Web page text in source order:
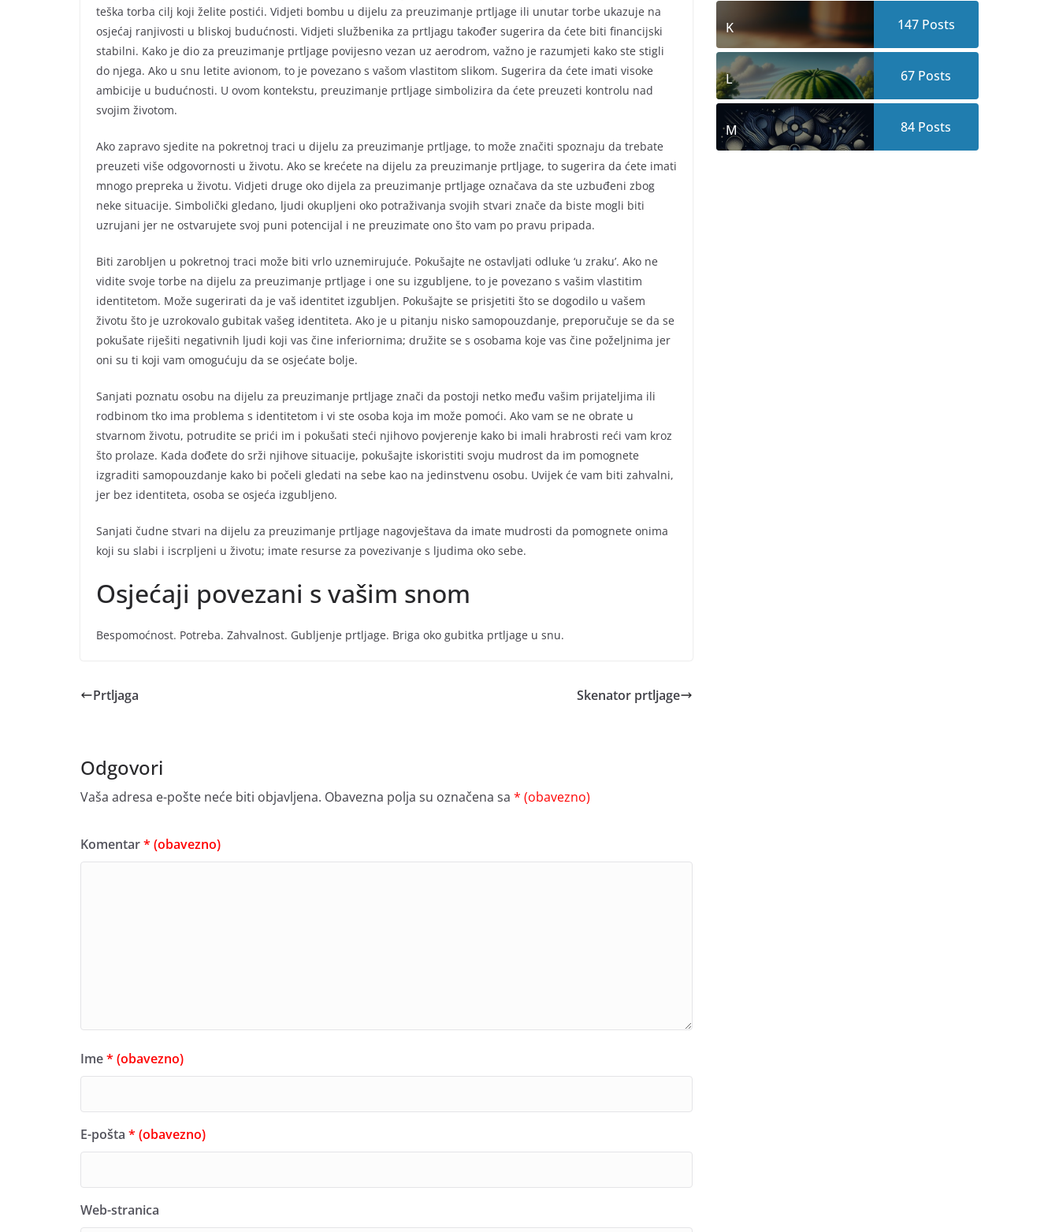
teška torba cilj koji želite postići. Vidjeti bombu u dijelu za preuzimanje prtljage ili unutar torbe ukazuje na
osjećaj ranjivosti u bliskoj budućnosti. Vidjeti službenika za prtljagu također sugerira da ćete biti financijski
stabilni. Kako je dio za preuzimanje prtljage povijesno vezan uz aerodrom, važno je razumjeti kako ste stigli
do njega. Ako u snu letite avionom, to je povezano s vašom vlastitom slikom. Sugerira da ćete imati visoke
ambicije u budućnosti. U ovom kontekstu, preuzimanje prtljage simbolizira da ćete preuzeti kontrolu nad
svojim životom.
Ako zapravo sjedite na pokretnoj traci u dijelu za preuzimanje prtljage, to može značiti spoznaju da trebate
preuzeti više odgovornosti u životu. Ako se krećete na dijelu za preuzimanje prtljage, to sugerira da ćete imati
mnogo prepreka u životu. Vidjeti druge oko dijela za preuzimanje prtljage označava da ste uzbuđeni zbog
neke situacije. Simbolički gledano, ljudi okupljeni oko potraživanja svojih stvari znače da biste mogli biti
uzrujani jer ne ostvarujete svoj puni potencijal i ne preuzimate ono što vam po pravu pripada.
Biti zarobljen u pokretnoj traci može biti vrlo uznemirujuće. Pokušajte ne ostavljati odluke ‘u zraku’. Ako ne
vidite svoje torbe na dijelu za preuzimanje prtljage i one su izgubljene, to je povezano s vašim vlastitim
identitetom. Može sugerirati da je vaš identitet izgubljen. Pokušajte se prisjetiti što se dogodilo u vašem
životu što je uzrokovalo gubitak vašeg identiteta. Ako je u pitanju nisko samopouzdanje, preporučuje se da se
pokušate riješiti negativnih ljudi koji vas čine inferiornima; družite se s osobama koje vas čine poželjnima jer
oni su ti koji vam omogućuju da se osjećate bolje.
Sanjati poznatu osobu na dijelu za preuzimanje prtljage znači da postoji netko među vašim prijateljima ili
rodbinom tko ima problema s identitetom i vi ste osoba koja im može pomoći. Ako vam se ne obrate u
stvarnom životu, potrudite se prići im i pokušati steći njihovo povjerenje kako bi imali hrabrosti reći vam kroz
što prolaze. Kada dođete do srži njihove situacije, pokušajte iskoristiti svoju mudrost da im pomognete
izgraditi samopouzdanje kako bi počeli gledati na sebe kao na jedinstvenu osobu. Uvijek će vam biti zahvalni,
jer bez identiteta, osoba se osjeća izgubljeno.
Sanjati čudne stvari na dijelu za preuzimanje prtljage nagovještava da imate mudrosti da pomognete onima
koji su slabi i iscrpljeni u životu; imate resurse za povezivanje s ljudima oko sebe.
Osjećaji povezani s vašim snom
Bespomoćnost. Potreba. Zahvalnost. Gubljenje prtljage. Briga oko gubitka prtljage u snu.
Prtljaga Skenator prtljage
Odgovori
Vaša adresa e-pošte neće biti objavljena. Obavezna polja su označena sa * (obavezno)
Komentar* (obavezno)
Ime* (obavezno)
E-pošta * (obavezno)
Web-stranica
K 147Posts
L 67 Posts
M 84 Posts